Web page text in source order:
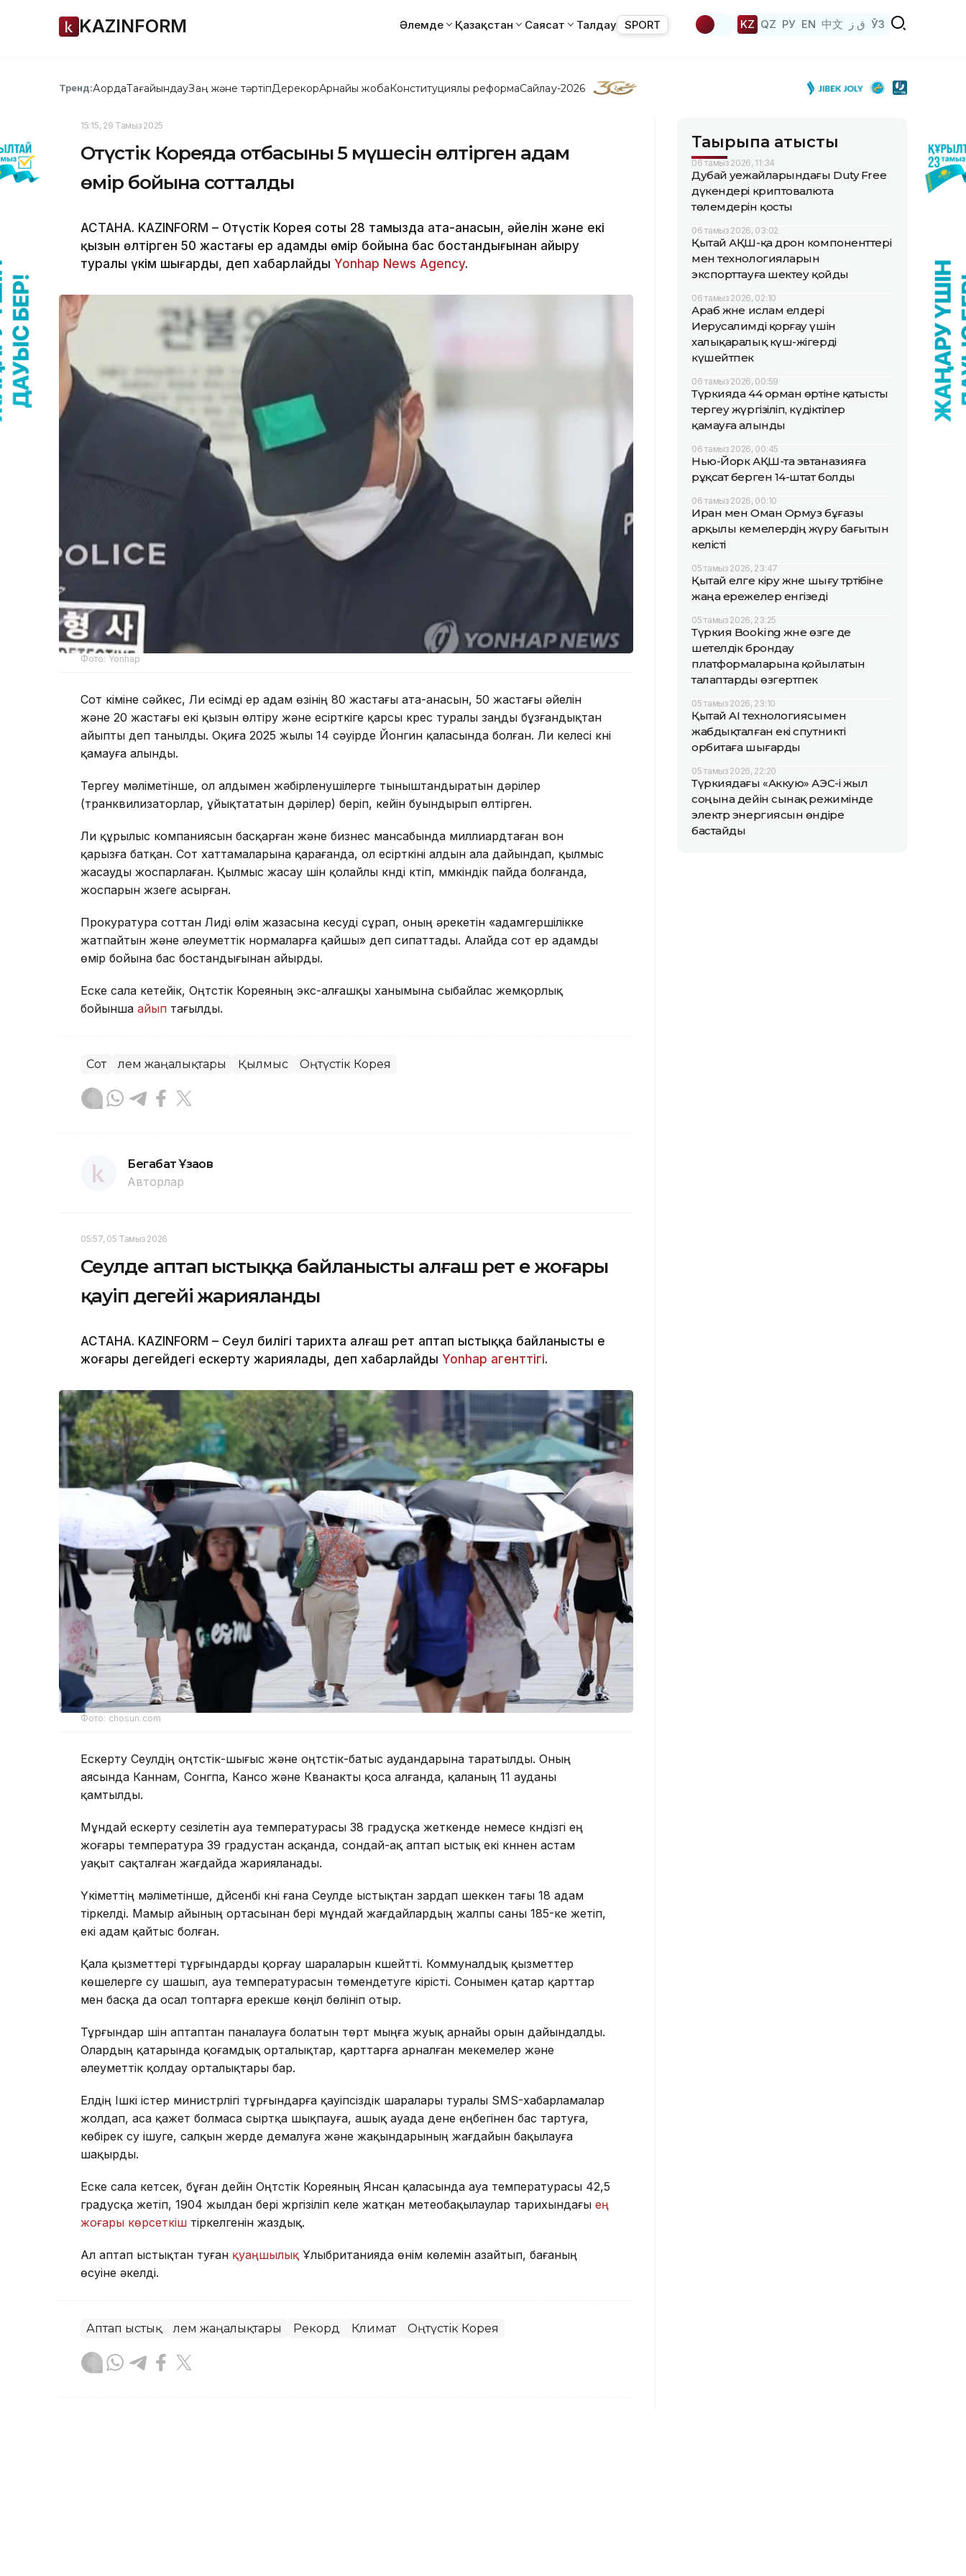
KAZINFORM Әлемде Қазақстан Саясат Талдау SPORT KZ QZ РУ EN 中文 ق ز ЎЗ
Тренд:АқордаТағайындауЗаң және тәртіпДерекқорАрнайы жобаКонституциялық реформаСайлау-2026
15:15, 29 Тамыз 2025
Оңтүстік Кореяда отбасының 5 мүшесін өлтірген адам
өмір бойына сотталды
АСТАНА. KAZINFORM – Оңтүстік Корея соты 28 тамызда ата-анасын, әйелін және екі
қызын өлтірген 50 жастағы ер адамды өмір бойына бас бостандығынан айыру
туралы үкім шығарды, деп хабарлайды Yonhap News Agency.
Фото: Yonhap
Сот үкіміне сәйкес, Ли есімді ер адам өзінің 80 жастағы ата-анасын, 50 жастағы әйелін
және 20 жастағы екі қызын өлтіру және есірткіге қарсы күрес туралы заңды бұзғандықтан
айыпты деп танылды. Оқиға 2025 жылы 14 сәуірде Йонгин қаласында болған. Ли келесі күні
қамауға алынды.
Тергеу мәліметінше, ол алдымен жәбірленушілерге тыныштандыратын дәрілер
(транквилизаторлар, ұйықтататын дәрілер) беріп, кейін буындырып өлтірген.
Ли құрылыс компаниясын басқарған және бизнес мансабында миллиардтаған вон
қарызға батқан. Сот хаттамаларына қарағанда, ол есірткіні алдын ала дайындап, қылмыс
жасауды жоспарлаған. Қылмыс жасау үшін қолайлы күнді күтіп, мүмкіндік пайда болғанда,
жоспарын жүзеге асырған.
Прокуратура соттан Лиді өлім жазасына кесуді сұрап, оның әрекетін «адамгершілікке
жатпайтын және әлеуметтік нормаларға қайшы» деп сипаттады. Алайда сот ер адамды
өмір бойына бас бостандығынан айырды.
Еске сала кетейік, Оңтүстік Кореяның экс-алғашқы ханымына сыбайлас жемқорлық
бойынша айып тағылды.
Сот Әлем жаңалықтары Қылмыс Оңтүстік Корея
Бегабат Ұзақов
Авторлар
05:57, 05 Тамыз 2026
Сеулде аптап ыстыққа байланысты алғаш рет ең жоғары
қауіп деңгейі жарияланды
АСТАНА. KAZINFORM – Сеул билігі тарихта алғаш рет аптап ыстыққа байланысты ең
жоғары деңгейдегі ескерту жариялады, деп хабарлайды Yonhap агенттігі.
Фото: chosun.com
Ескерту Сеулдің оңтүстік-шығыс және оңтүстік-батыс аудандарына таратылды. Оның
аясында Каннам, Сонгпа, Кансо және Кванакты қоса алғанда, қаланың 11 ауданы
қамтылды.
Мұндай ескерту сезілетін ауа температурасы 38 градусқа жеткенде немесе күндізгі ең
жоғары температура 39 градустан асқанда, сондай-ақ аптап ыстық екі күннен астам
уақыт сақталған жағдайда жарияланады.
Үкіметтің мәліметінше, дүйсенбі күні ғана Сеулде ыстықтан зардап шеккен тағы 18 адам
тіркелді. Мамыр айының ортасынан бері мұндай жағдайлардың жалпы саны 185-ке жетіп,
екі адам қайтыс болған.
Қала қызметтері тұрғындарды қорғау шараларын күшейтті. Коммуналдық қызметтер
көшелерге су шашып, ауа температурасын төмендетуге кірісті. Сонымен қатар қарттар
мен басқа да осал топтарға ерекше көңіл бөлініп отыр.
Тұрғындар үшін аптаптан паналауға болатын төрт мыңға жуық арнайы орын дайындалды.
Олардың қатарында қоғамдық орталықтар, қарттарға арналған мекемелер және
әлеуметтік қолдау орталықтары бар.
Елдің Ішкі істер министрлігі тұрғындарға қауіпсіздік шаралары туралы SMS-хабарламалар
жолдап, аса қажет болмаса сыртқа шықпауға, ашық ауада дене еңбегінен бас тартуға,
көбірек су ішуге, салқын жерде демалуға және жақындарының жағдайын бақылауға
шақырды.
Еске сала кетсек, бұған дейін Оңтүстік Кореяның Янсан қаласында ауа температурасы 42,5
градусқа жетіп, 1904 жылдан бері жүргізіліп келе жатқан метеобақылаулар тарихындағы ең
жоғары көрсеткіш тіркелгенін жаздық.
Ал аптап ыстықтан туған қуаңшылық Ұлыбританияда өнім көлемін азайтып, бағаның
өсуіне әкелді.
Аптап ыстық Әлем жаңалықтары Рекорд Климат Оңтүстік Корея
Тақырыпқа қатысты
06 тамыз 2026, 11:34
Дубай әуежайларындағы Duty Free
дүкендері криптовалюта
төлемдерін қосты
06 тамыз 2026, 03:02
Қытай АҚШ-қа дрон компоненттері
мен технологияларын
экспорттауға шектеу қойды
06 тамыз 2026, 02:10
Араб және ислам елдері
Иерусалимді қорғау үшін
халықаралық күш-жігерді
күшейтпек
06 тамыз 2026, 00:59
Түркияда 44 орман өртіне қатысты
тергеу жүргізіліп, күдіктілер
қамауға алынды
06 тамыз 2026, 00:45
Нью-Йорк АҚШ-та эвтаназияға
рұқсат берген 14-штат болды
06 тамыз 2026, 00:10
Иран мен Оман Ормуз бұғазы
арқылы кемелердің жүру бағытын
келісті
05 тамыз 2026, 23:47
Қытай елге кіру және шығу тәртібіне
жаңа ережелер енгізеді
05 тамыз 2026, 23:25
Түркия Booking және өзге де
шетелдік брондау
платформаларына қойылатын
талаптарды өзгертпек
05 тамыз 2026, 23:10
Қытай AI технологиясымен
жабдықталған екі спутникті
орбитаға шығарды
05 тамыз 2026, 22:20
Түркиядағы «Аккую» АЭС-і жыл
соңына дейін сынақ режимінде
электр энергиясын өндіре
бастайды